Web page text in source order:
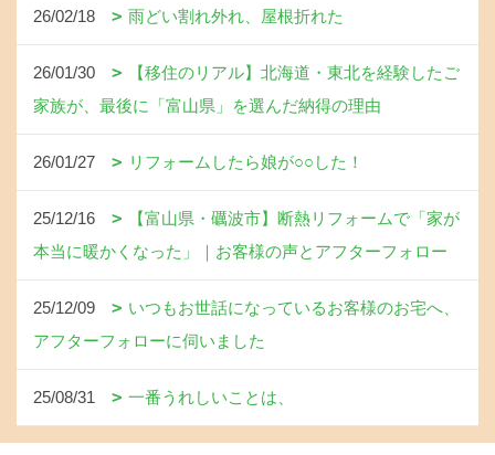
26/02/18 雨どい割れ外れ、屋根折れた
26/01/30
【移住のリアル】北海道・東北を経験したご
家族が、最後に「富山県」を選んだ納得の理由
26/01/27 リフォームしたら娘が○○した！
25/12/16
【富山県・礪波市】断熱リフォームで「家が
本当に暖かくなった」｜お客様の声とアフターフォロー
25/12/09
いつもお世話になっているお客様のお宅へ、
アフターフォローに伺いました
25/08/31 一番うれしいことは、